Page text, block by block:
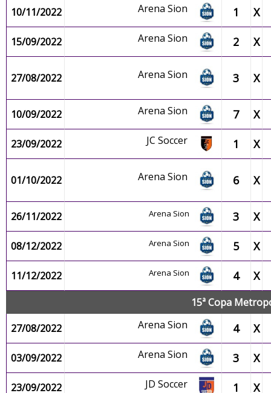
10/11/2022
Arena Sion 1 X
15/09/2022 Arena Sion 2 X
27/08/2022 Arena Sion 3 X
10/09/2022 Arena Sion 7 X
23/09/2022 JC Soccer 1 X
01/10/2022 Arena Sion 6 X
26/11/2022 Arena Sion 3 X
08/12/2022 Arena Sion 5 X
11/12/2022 Arena Sion 4 X
15ª Copa
27/08/2022
Arena Sion 4 X
03/09/2022 Arena Sion 3 X
23/09/2022 JD Soccer 1 X